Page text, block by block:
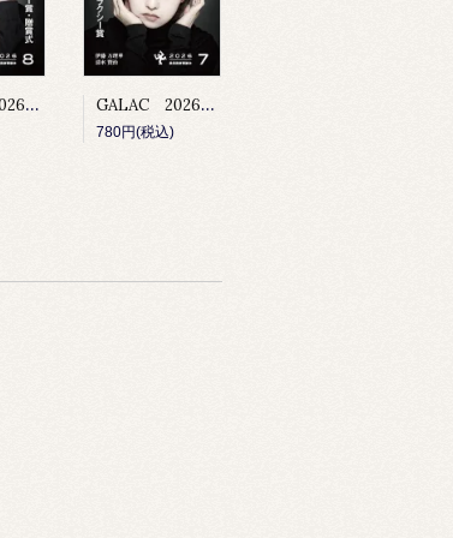
GALAC 2026年8月号 GALAC 2026年7月号
780円(税込)